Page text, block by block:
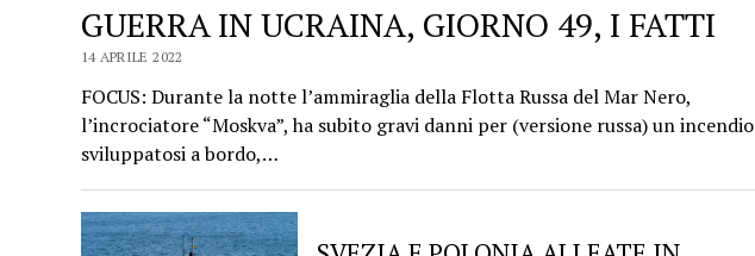
GUERRA IN UCRAINA, GIORNO 49, I FATTI
14 APRILE 2022
FOCUS: Durante la notte l’ammiraglia della Flotta Russa del Mar Nero,
l’incrociatore “Moskva”, ha subito gravi danni per (versione russa) un incendio
sviluppatosi a bordo,…